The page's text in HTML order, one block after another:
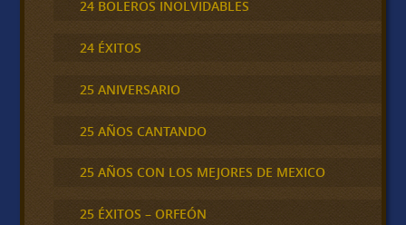
24 BOLEROS INOLVIDABLES
24 ÉXITOS
25 ANIVERSARIO
25 AÑOS CANTANDO
25 AÑOS CON LOS MEJORES DE MEXICO
25 ÉXITOS – ORFEÓN